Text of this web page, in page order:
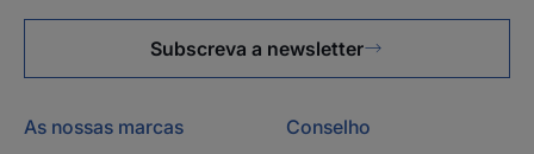
Subscreva a newsletter
As nossas marcas Conselho